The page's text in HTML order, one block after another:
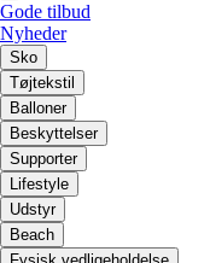
Gode tilbud
Nyheder
Sko
Tøjtekstil
Balloner
Beskyttelser
Supporter
Lifestyle
Udstyr
Beach